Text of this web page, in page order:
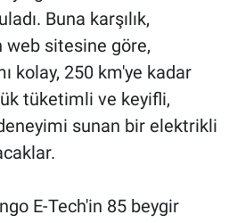
Buna karşılık,
web sitesine göre,
kolay, 250 km'ye kadar
tüketimli ve keyifli,
sunan bir elektrikli
E-Tech'in 85 beygir